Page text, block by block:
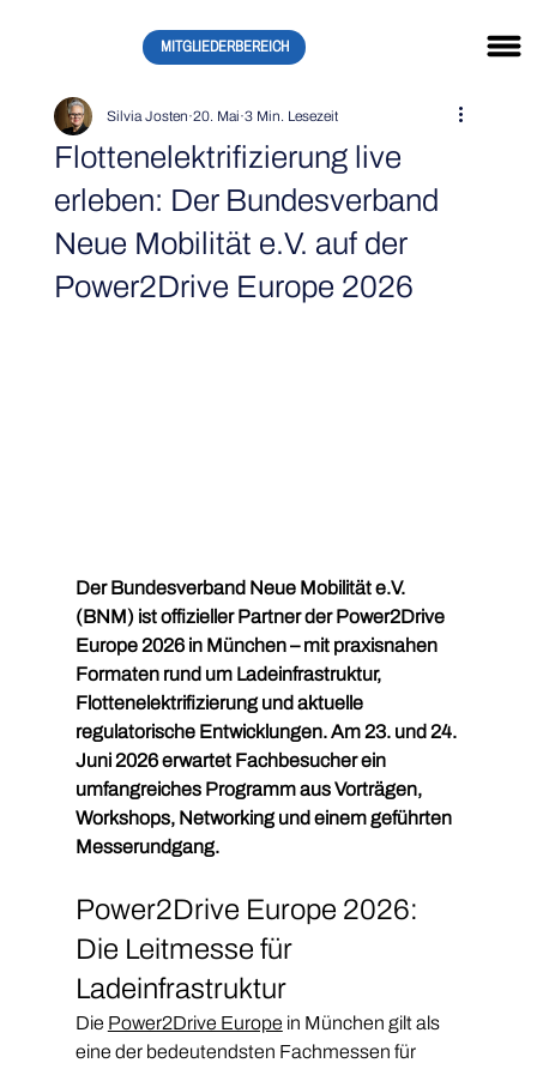
MITGLIEDERBEREICH
Flottenelektrifizierung live
erleben: Der Bundesverband
Neue Mobilität e.V. auf der
Power2Drive Europe 2026
Silvia Josten 20. Mai 3 Min. Lesezeit
Der Bundesverband Neue Mobilität e.V.
(BNM) ist offizieller Partner der Power2Drive
Europe 2026 in München – mit praxisnahen
Formaten rund um Ladeinfrastruktur,
Flottenelektrifizierung und aktuelle
regulatorische Entwicklungen. Am 23. und 24.
Juni 2026 erwartet Fachbesucher ein
umfangreiches Programm aus Vorträgen,
Workshops, Networking und einem geführten
Messerundgang.
Power2Drive Europe 2026:
Die Leitmesse für
Ladeinfrastruktur
Die Power2Drive Europe in München gilt als
eine der bedeutendsten Fachmessen für